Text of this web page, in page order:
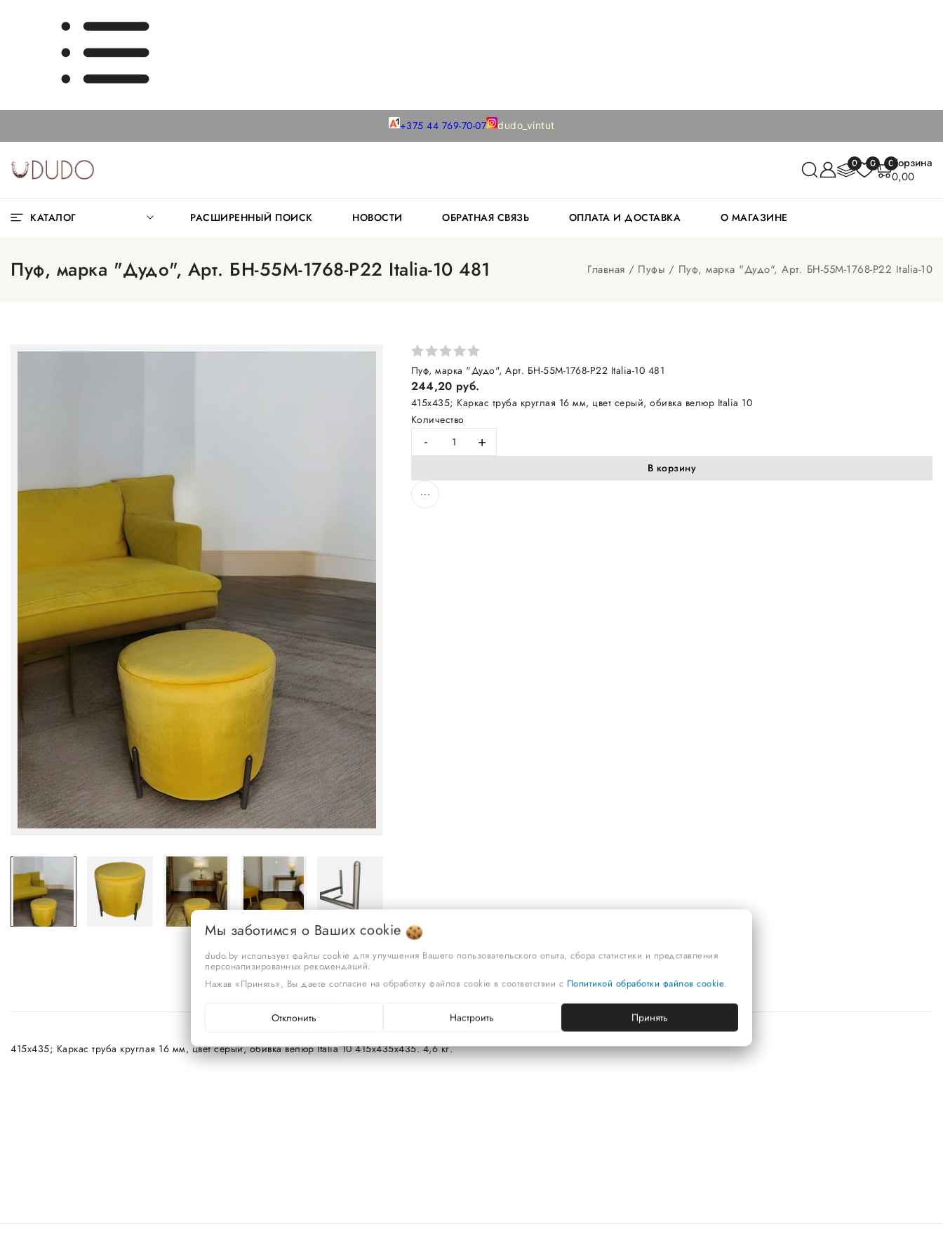
+375 44 769-70-07 dudo_vintut
0 0 0Корзина
0,00
КАТАЛОГ РАСШИРЕННЫЙ ПОИСК НОВОСТИ ОБРАТНАЯ СВЯЗЬ ОПЛАТА И ДОСТАВКА О МАГАЗИНЕ
Пуф, марка "Дудо", Арт. БН-55M-1768-Р22 Italia-10 481 Главная Пуфы Пуф, марка "Дудо", Арт. БН-55M-1768-Р22 Italia-10
Пуф, марка "Дудо", Арт. БН-55M-1768-Р22 Italia-10 481
244,20 руб.
415х435; Каркас труба круглая 16 мм, цвет серый, обивка велюр Italia 10
Количество
- +
В корзину
415х435; Каркас труба круглая 16 мм, цвет серый, обивка велюр Italia 10 415х435х435. 4,6 кг.
Мы заботимся о Ваших cookie
dudo.by использует файлы cookie для улучшения Вашего пользовательского опыта, сбора статистики и представления
персонализированных рекомендаций.
Нажав «Принять», Вы даете согласие на обработку файлов cookie в соответствии с Политикой обработки файлов cookie.
Отклонить Настроить Принять